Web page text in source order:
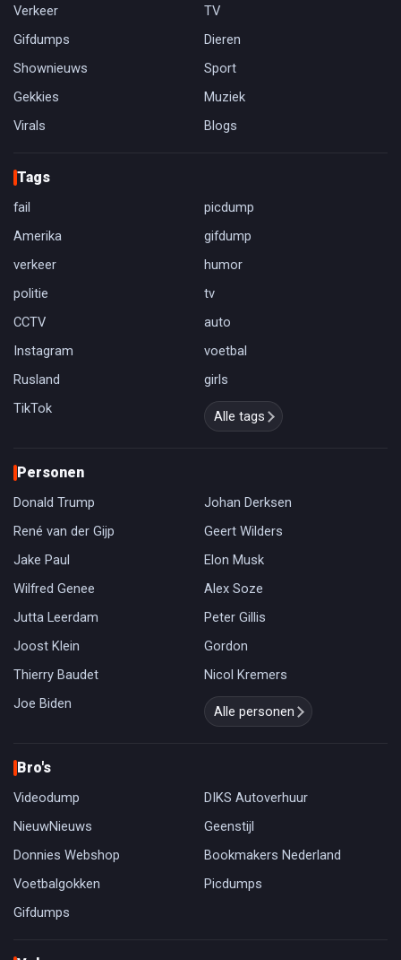
Verkeer
TV
Gifdumps
Dieren
Shownieuws
Sport
Gekkies
Muziek
Virals
Blogs
Tags
fail
picdump
Amerika
gifdump
verkeer
humor
politie
tv
CCTV
auto
Instagram
voetbal
Rusland
girls
TikTok
Alle tags
Personen
Donald Trump
Johan Derksen
René van der Gijp
Geert Wilders
Jake Paul
Elon Musk
Wilfred Genee
Alex Soze
Jutta Leerdam
Peter Gillis
Joost Klein
Gordon
Thierry Baudet
Nicol Kremers
Joe Biden
Alle personen
Bro's
Videodump
DIKS Autoverhuur
NieuwNieuws
Geenstijl
Donnies Webshop
Bookmakers Nederland
Voetbalgokken
Picdumps
Gifdumps